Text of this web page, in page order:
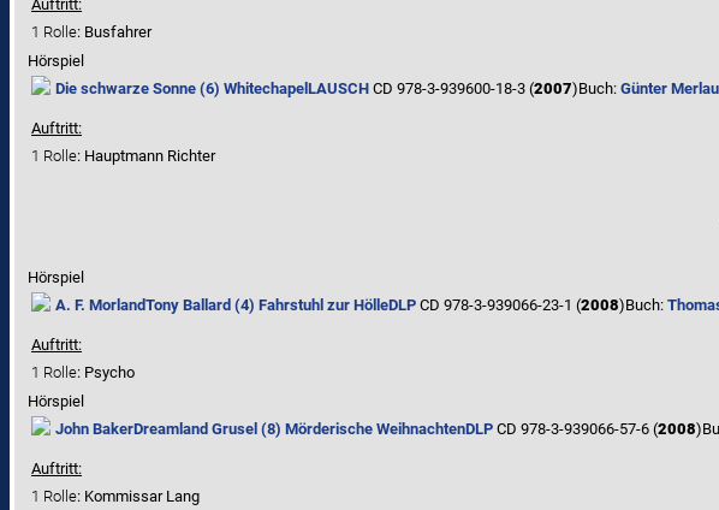
Auftritt:
1 Rolle: Busfahrer
Hörspiel
Die schwarze Sonne (6) Whitechapel LAUSCH CD 978-3-939600-18-3 (2007)Buch: Günter Merlau
Auftritt:
1 Rolle: Hauptmann Richter
Hörspiel
A. F. MorlandTony Ballard (4) Fahrstuhl zur HölleDLP CD 978-3-939066-23-1 (2008)Buch:
Auftritt:
1 Rolle: Psycho
Hörspiel
John BakerDreamland Grusel (8) Mörderische WeihnachtenDLP CD 978-3-939066-57-6 (2008)
Auftritt:
1 Rolle: Kommissar Lang